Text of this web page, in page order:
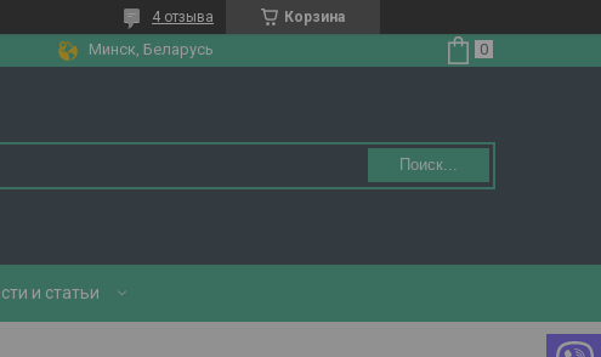
Корзина
4 отзыва
Минск, Беларусь
Поиск...
и статьи